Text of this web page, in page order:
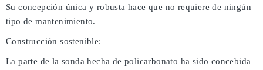
Su concepción única y robusta hace que no requiere de ningún
tipo de mantenimiento.
Construcción sostenible:
La parte de la sonda hecha de policarbonato ha sido concebida